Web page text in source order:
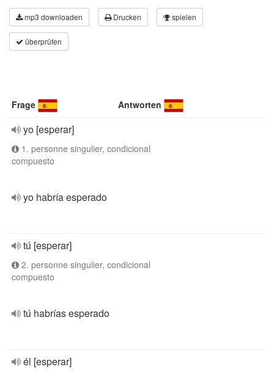
mp3 downloaden Drucken spielen
überprüfen
Frage Antworten
yo [esperar]
1. personne singulier, condicional
compuesto
yo habría esperado
tú [esperar]
2. personne singulier, condicional
compuesto
tú habrías esperado
él [esperar]